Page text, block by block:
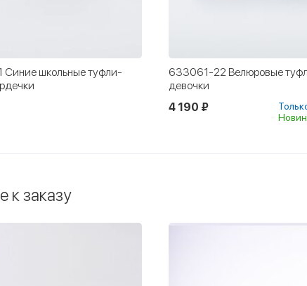
школьные туфли-
633061-22 Велюровые
девочки
4 190 ₽
к заказу